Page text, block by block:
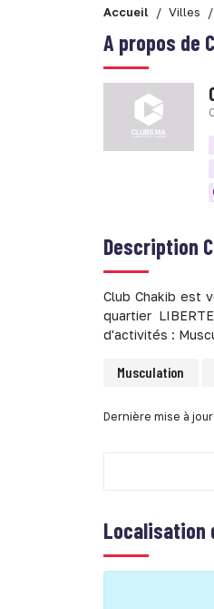
Accueil Villes
A propos de
Description
Club Chakib est
quartier
d'activités :
Musculation
Dernière mise à
Localisation